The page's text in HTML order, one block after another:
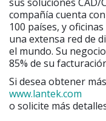
compañía cuenta
100 países, y
una extensa red de
el mundo. Su
85% de su
Si desea obtener
www.lantek.com
o solicite más